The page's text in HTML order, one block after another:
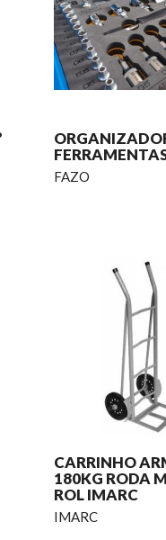
FAZO
CARRINHO
180KG RODA
ROL IMARC
IMARC